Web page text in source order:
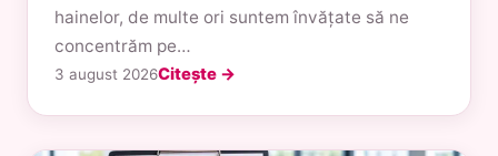
hainelor, de multe ori suntem învățate să ne
concentrăm pe…
3 august 2026Citește →